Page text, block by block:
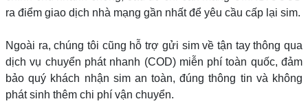
ra điểm giao dịch nhà mạng gần nhất để yêu cầu cấp lại sim.
Ngoài ra, chúng tôi cũng hỗ trợ gửi sim về tận tay thông qua
dịch vụ chuyển phát nhanh (COD) miễn phí toàn quốc, đảm
bảo quý khách nhận sim an toàn, đúng thông tin và không
phát sinh thêm chi phí vận chuyển.